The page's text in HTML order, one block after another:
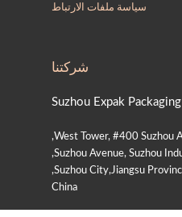
سياسة ملفات الارتباط
شركتنا
Suzhou Expak
West Tower, #400 Suzhou
Suzhou Avenue, Suzhou
Suzhou City,Jiangsu
China